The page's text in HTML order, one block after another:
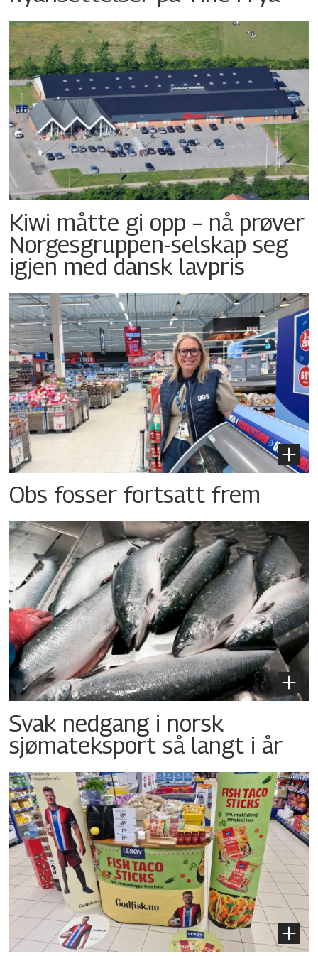
Kiwi måtte gi opp – nå prøver
Norgesgruppen-selskap seg
igjen med dansk lavpris
Obs fosser fortsatt frem
Svak nedgang i norsk
sjømateksport så langt i år